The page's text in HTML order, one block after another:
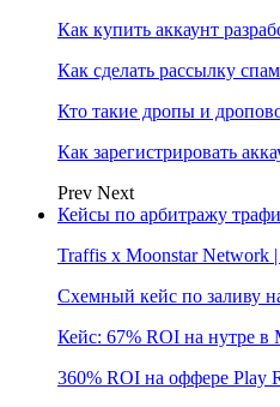
Как купить аккаунт
Как сделать рассылку
Кто такие дропы и
Как зарегистрировать
Prev Next
Кейсы по арбитражу
Traffis x Moonstar Network
Схемный кейс по заливу
Кейс: 67% ROI на нутре в
360% ROI на оффере Play